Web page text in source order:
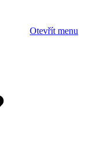
Otevřít menu